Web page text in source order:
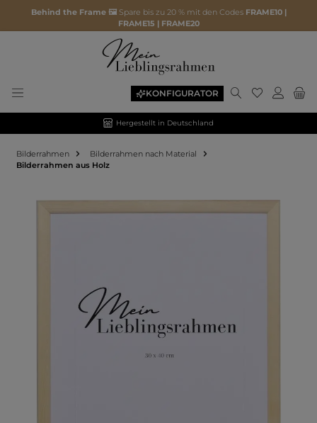
Behind the Frame 🖼️ Spare bis zu 20 % mit den Codes FRAME10 |
FRAME15 | FRAME20
KONFIGURATOR
Hergestellt in Deutschland
Bilderrahmen
Bilderrahmen nach Material
Bilderrahmen aus Holz